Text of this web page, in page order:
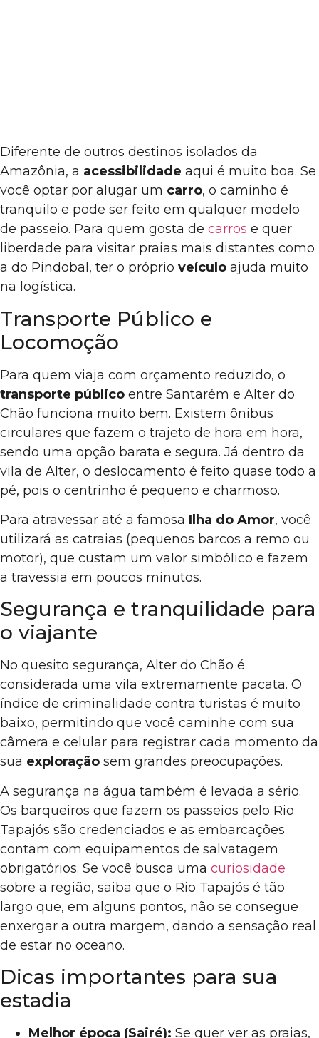
Diferente de outros destinos isolados da
Amazônia, a acessibilidade aqui é muito boa. Se
você optar por alugar um carro, o caminho é
tranquilo e pode ser feito em qualquer modelo
de passeio. Para quem gosta de carros e quer
liberdade para visitar praias mais distantes como
a do Pindobal, ter o próprio veículo ajuda muito
na logística.
Transporte Público e
Locomoção
Para quem viaja com orçamento reduzido, o
transporte público entre Santarém e Alter do
Chão funciona muito bem. Existem ônibus
circulares que fazem o trajeto de hora em hora,
sendo uma opção barata e segura. Já dentro da
vila de Alter, o deslocamento é feito quase todo a
pé, pois o centrinho é pequeno e charmoso.
Para atravessar até a famosa Ilha do Amor, você
utilizará as catraias (pequenos barcos a remo ou
motor), que custam um valor simbólico e fazem
a travessia em poucos minutos.
Segurança e tranquilidade para
o viajante
No quesito segurança, Alter do Chão é
considerada uma vila extremamente pacata. O
índice de criminalidade contra turistas é muito
baixo, permitindo que você caminhe com sua
câmera e celular para registrar cada momento da
sua exploração sem grandes preocupações.
A segurança na água também é levada a sério.
Os barqueiros que fazem os passeios pelo Rio
Tapajós são credenciados e as embarcações
contam com equipamentos de salvatagem
obrigatórios. Se você busca uma curiosidade
sobre a região, saiba que o Rio Tapajós é tão
largo que, em alguns pontos, não se consegue
enxergar a outra margem, dando a sensação real
de estar no oceano.
Dicas importantes para sua
estadia
Melhor época (Sairé): Se quer ver as praias,